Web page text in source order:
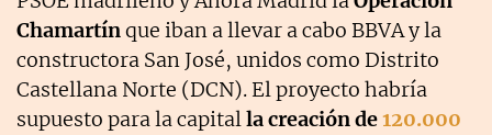
Chamartínque iban a llevar a cabo BBVA y la
constructora San José, unidos como Distrito
Castellana Norte (DCN). El proyecto habría
supuesto para la capitalla creación de120.000